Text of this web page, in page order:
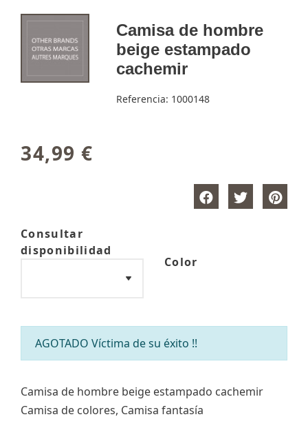
Camisa de hombre
beige estampado
cachemir
Referencia: 1000148
34,99 €
Consultar
disponibilidad
Color
AGOTADO Víctima de su éxito !!
Camisa de hombre beige estampado cachemir
Camisa de colores, Camisa fantasía